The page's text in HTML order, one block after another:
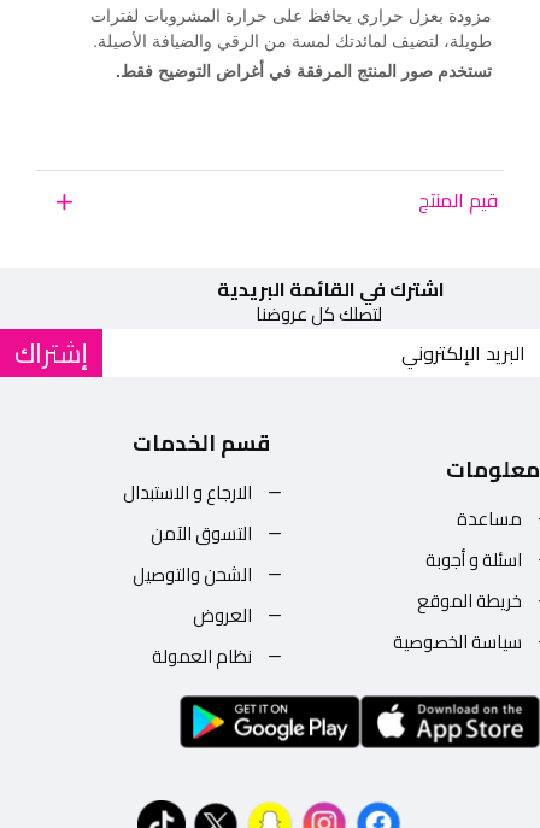
مزودة بعزل حراري يحافظ على حرارة المشروبات لفترات
طويلة، لتضيف لمائدتك لمسة من الرقي والضيافة الأصيلة.
تستخدم صور المنتج المرفقة في أغراض التوضيح فقط.
قيم المنتج
اشترك في القائمة البريدية
لتصلك كل عروضنا
إشتراك
معلومات
مساعدة
اسئلة و أجوبة
خريطة الموقع
سياسة الخصوصية
قسم الخدمات
الارجاع و الاستبدال
التسوق الآمن
الشحن والتوصيل
العروض
نظام العمولة